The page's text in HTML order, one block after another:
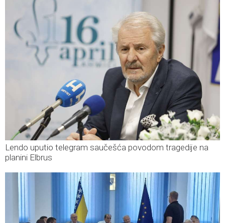
Lendo uputio telegram saučešća povodom tragedije na
planini Elbrus